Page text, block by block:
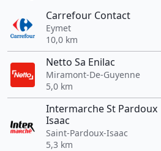
Carrefour Contact
Eymet
10,0 km
Netto Sa Enilac
Miramont-De-Guyenne
5,0 km
Intermarche St Pardoux
Isaac
Saint-Pardoux-Isaac
5,3 km